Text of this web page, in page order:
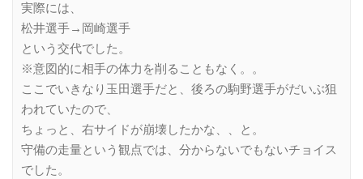
実際には、
松井選手→岡崎選手
という交代でした。
※意図的に相手の体力を削ることもなく。。
ここでいきなり玉田選手だと、後ろの駒野選手がだいぶ狙
われていたので、
ちょっと、右サイドが崩壊したかな、、と。
守備の走量という観点では、分からないでもないチョイス
でした。